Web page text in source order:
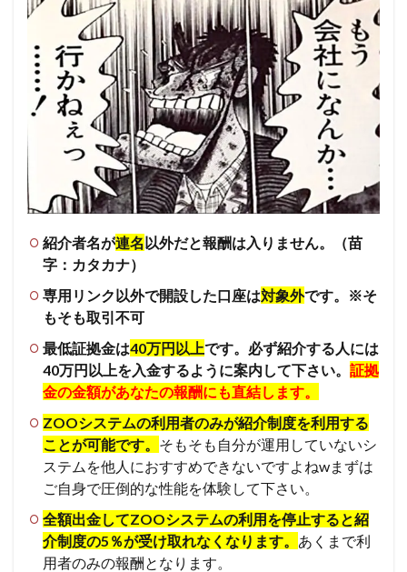
紹介者名が連名以外だと報酬は入りません。（苗
字：カタカナ）
専用リンク以外で開設した口座は対象外です。※そ
もそも取引不可
最低証拠金は40万円以上です。必ず紹介する人には
40万円以上を入金するように案内して下さい。 証拠
金の金額があなたの報酬にも直結します。
ZOOシステムの利用者のみが紹介制度を利用する
ことが可能です。 そもそも 自分が運用していないシ
ステムを他人におすすめできないですよねwまずは
ご自身で圧倒的な性能を体験して下さい。
全額出金してZOOシステムの利用を停止すると紹
介制度の5％が受け取れなくなります。 あくまで利
用者のみの報酬となります。